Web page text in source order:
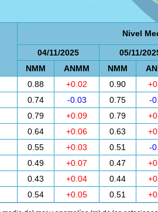
Nivel
04/11/2025
05/11/
NMM
ANMM NMM
0.88 +0.02 0.90
0.74 -0.03 0.75
-
0.79 +0.09 0.79
0.64 +0.06 0.63
0.55 +0.03 0.51
-
0.49 +0.07 0.47
0.43 +0.04 0.44
0.54 +0.05 0.51